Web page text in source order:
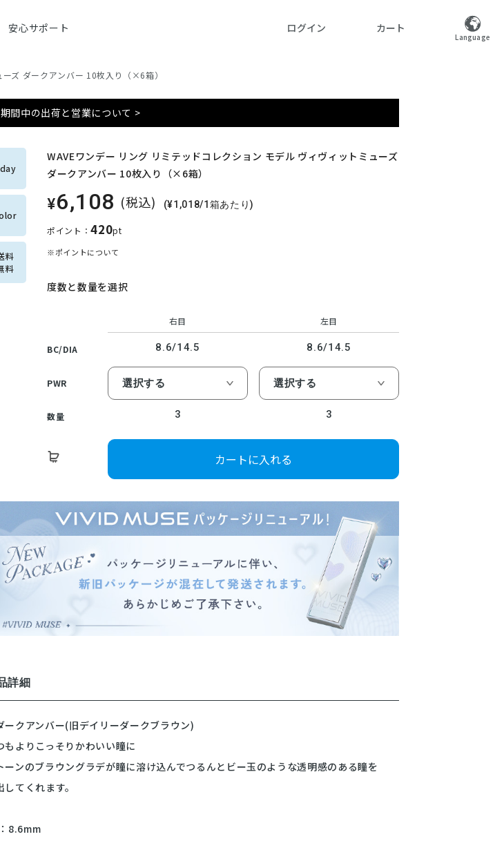
安心サポート ログイン カート
Language
ズ ダークアンバー 10枚入り（×6箱）
間中の出荷と営業について >
料
料
WAVEワンデー リング リミテッドコレクション モデル ヴィヴィットミューズ
ダークアンバー 10枚入り（×6箱）
¥6,108 (税込) (¥1,018/1箱あたり)
ポイント：420pt
※ポイントについて
度数と数量を選択
右目 左目
BC/DIA 8.6/14.5 8.6/14.5
PWR
数量 3 3
カートに入れる
詳細
クアンバー(旧デイリーダークブラウン)
もよりこっそりかわいい瞳に
ーンのブラウングラデが瞳に溶け込んでつるんとビー玉のような透明感のある瞳を
してくれます。
8.6mm